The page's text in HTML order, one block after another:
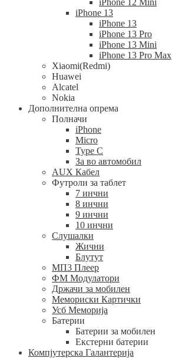
iPhone 12 Mini
iPhone 13
iPhone 13
iPhone 13 Pro
iPhone 13 Mini
iPhone 13 Pro Max
Xiaomi(Redmi)
Huawei
Alcatel
Nokia
Дополнителна опрема
Полначи
iPhone
Micro
Type C
За во автомобил
AUX Кабел
Футроли за таблет
7 инчни
8 инчни
9 инчни
10 инчни
Слушалки
Жични
Блутут
МП3 Плеер
ФМ Модулатори
Држачи за мобилен
Мемориски Картички
Усб Меморија
Батерии
Батерии за мобилен
Екстерни батерии
Компјутерска Галантерија